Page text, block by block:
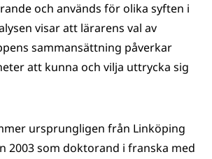
och används för olika syften i
visar att lärarens val av
sammansättning påverkar
att kunna och vilja uttrycka sig
ursprungligen från Linköping
2003 som doktorand i franska med